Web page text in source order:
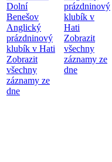
Dolní
Benešov
Anglický
prázdninový
klubík v Hati
Zobrazit
všechny
záznamy ze
dne
prázdninový
klubík v
Hati
Zobrazit
všechny
záznamy ze
dne